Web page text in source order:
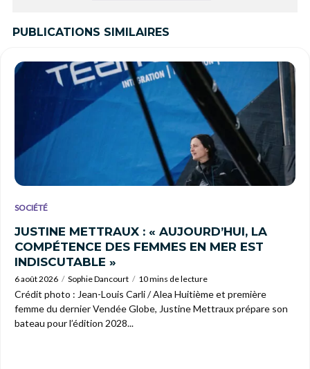
PUBLICATIONS SIMILAIRES
SOCIÉTÉ
JUSTINE METTRAUX : « AUJOURD’HUI, LA
COMPÉTENCE DES FEMMES EN MER EST
INDISCUTABLE »
6 août 2026 Sophie Dancourt 10 mins de lecture
Crédit photo : Jean-Louis Carli / Alea Huitième et première
femme du dernier Vendée Globe, Justine Mettraux prépare son
bateau pour l’édition 2028...